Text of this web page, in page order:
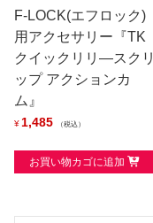
F-LOCK(エフロック)
用アクセサリー『TK
クイックリリ―スクリ
ップ アクションカ
ム』
¥ 1,485 税込
お買い物カゴに追加